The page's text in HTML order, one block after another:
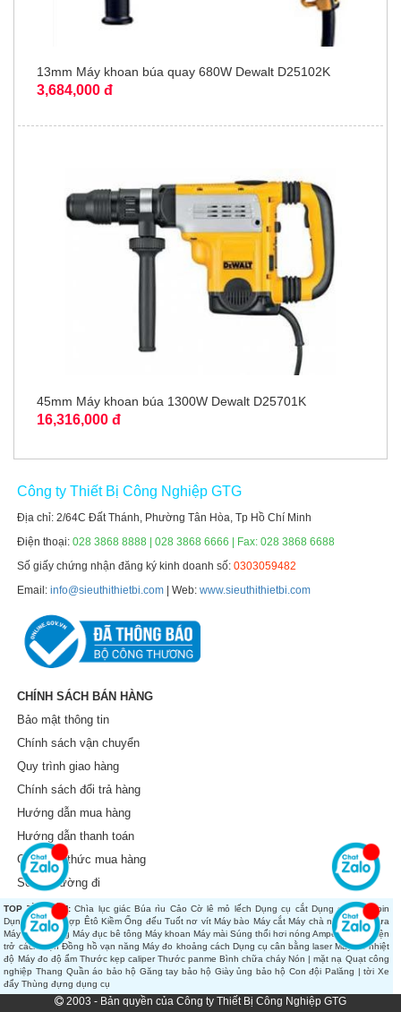
13mm Máy khoan búa quay 680W Dewalt D25102K
3,684,000 đ
45mm Máy khoan búa 1300W Dewalt D25701K
16,316,000 đ
Công ty Thiết Bị Công Nghiệp GTG
Địa chỉ: 2/64C Đất Thánh, Phường Tân Hòa, Tp Hồ Chí Minh
Điện thoại:028 3868 8888 | 028 3868 6666 | Fax: 028 3868 6688
Số giấy chứng nhận đăng ký kinh doanh số:0303059482
Email:info@sieuthithietbi.com | Web:www.sieuthithietbi.com
CHÍNH SÁCH BÁN HÀNG
Bảo mật thông tin
Chính sách vận chuyển
Quy trình giao hàng
Chính sách đổi trả hàng
Hướng dẫn mua hàng
Hướng dẫn thanh toán
Các hình thức mua hàng
Sơ đồ đường đi
TOP TÌM KIẾM:Chìa lục giác Búa rìu Cảo Cờ lê mỏ lếch Dụng cụ cắt Dụng cụ dùng pin
Dụng cụ tổng hợp Êtô Kiềm Ống đếu Tuốt nơ vít Máy bào Máy cắt Máy chà nhám Máy cưa
Máy đánh bóng Máy đục bê tông Máy khoan Máy mài Súng thổi hơi nóng Ampe kìm Đo điện
trở cách điện Đồng hồ vạn năng Máy đo khoảng cách Dụng cụ cân bằng laser Máy đo nhiệt
độ Máy đo độ ẩm Thước kẹp caliper Thước panme Bình chữa cháy Nón | mặt nạ Quạt công
nghiệp Thang Quần áo bảo hộ Găng tay bảo hộ Giày ủng bảo hộ Con đội Palăng | tời Xe
đẩy Thùng đựng dụng cụ
2003 - Bản quyền của Công ty Thiết Bị Công Nghiệp GTG